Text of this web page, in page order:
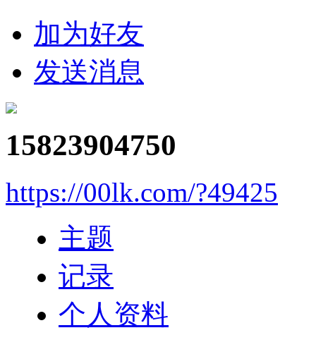
加为好友
发送消息
15823904750
https://00lk.com/?49425
主题
记录
个人资料